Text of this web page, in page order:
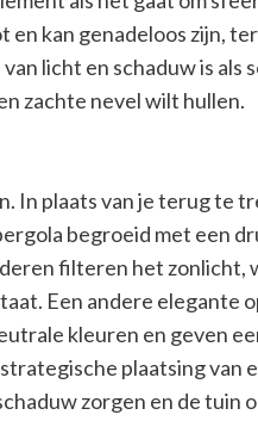
en kan genadeloos zijn,
licht en schaduw is als
zachte nevel wilt hullen.
In plaats van je terug te
begroeid met een
filteren het zonlicht,
Een andere elegante
kleuren en geven
plaatsing van
zorgen en de tuin